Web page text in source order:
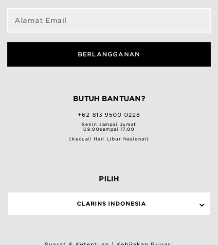
Alamat Email
BERLANGGANAN
BUTUH BANTUAN?
+62 813 9500 0228
Senin sampai Jumat
09.00sampai 17.00
(Kecuali Hari Libur Nasional)
PILIH
CLARINS INDONESIA